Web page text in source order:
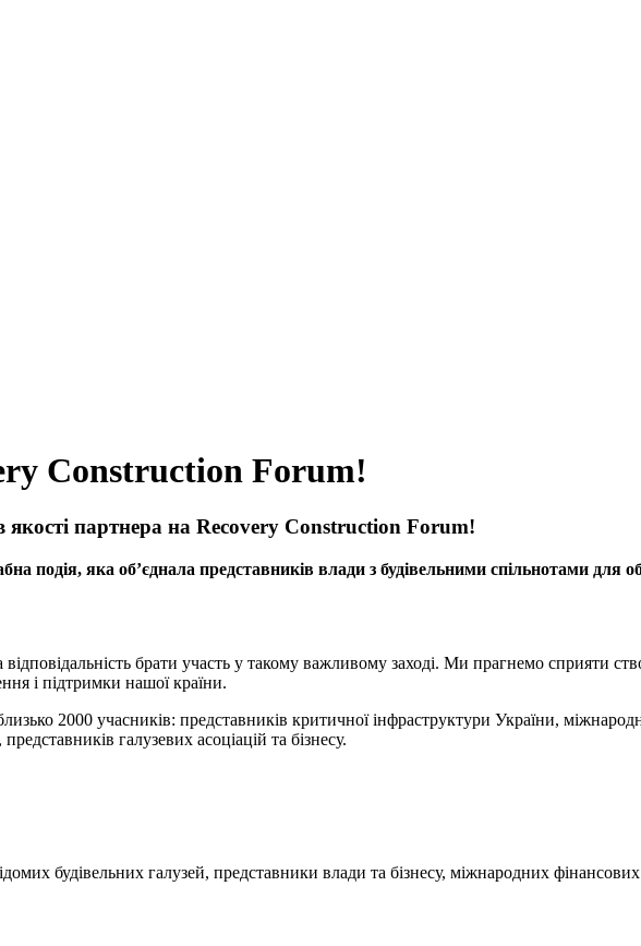
Construction Forum!
партнера на Recovery Construction Forum!
подія, яка об’єднала представників влади з будівельними спільнотами для
брати участь у такому важливому заході. Ми прагнемо сприяти
і підтримки нашої країни.
2000 учасників: представників критичної інфраструктури України,
галузевих асоціацій та бізнесу.
будівельних галузей, представники влади та бізнесу, міжнародних